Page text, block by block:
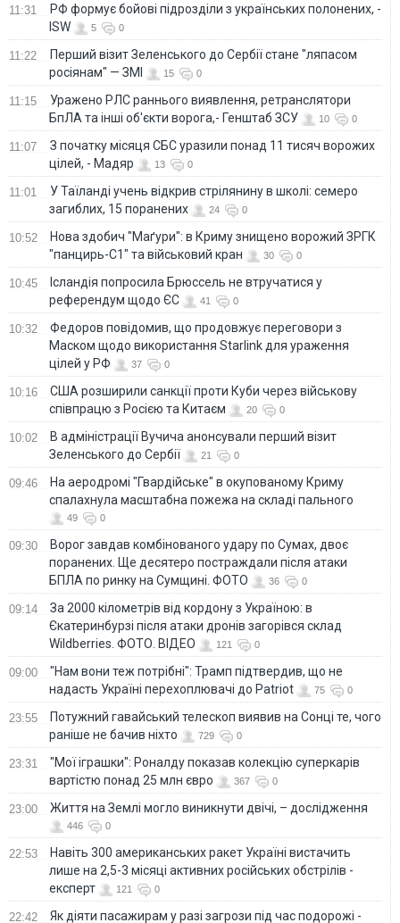
11:31
РФ формує бойові підрозділи з українських полонених, -
ISW
5 0
11:22
Перший візит Зеленського до Сербії стане "ляпасом
росіянам" — ЗМІ
15 0
11:15
Уражено РЛС раннього виявлення, ретранслятори
БпЛА та інші об'єкти ворога,- Генштаб ЗСУ
10 0
11:07
З початку місяця СБС уразили понад 11 тисяч ворожих
цілей, - Мадяр
13 0
11:01
У Таїланді учень відкрив стрілянину в школі: семеро
загиблих, 15 поранених
24 0
10:52
Нова здобич "Маґури": в Криму знищено ворожий ЗРГК
"панцирь-С1" та військовий кран
30 0
10:45
Ісландія попросила Брюссель не втручатися у
референдум щодо ЄС
41 0
10:32
Федоров повідомив, що продовжує переговори з
Маском щодо використання Starlink для ураження
цілей у РФ
37 0
10:16
США розширили санкції проти Куби через військову
співпрацю з Росією та Китаєм
20 0
10:02
В адміністрації Вучича анонсували перший візит
Зеленського до Сербії
21 0
09:46
На аеродромі "Гвардійське" в окупованому Криму
спалахнула масштабна пожежа на складі пального
49 0
09:30
Ворог завдав комбінованого удару по Сумах, двоє
поранених. Ще десятеро постраждали після атаки
БПЛА по ринку на Сумщині. ФОТО
36 0
09:14
За 2000 кілометрів від кордону з Україною: в
Єкатеринбурзі після атаки дронів загорівся склад
Wildberries. ФОТО. ВІДЕО
121 0
09:00
"Нам вони теж потрібні": Трамп підтвердив, що не
надасть Україні перехоплювачі до Patriot
75 0
23:55
Потужний гавайський телескоп виявив на Сонці те, чого
раніше не бачив ніхто
729 0
23:31
"Мої іграшки": Роналду показав колекцію суперкарів
вартістю понад 25 млн євро
367 0
23:00 Життя на Землі могло виникнути двічі, – дослідження
446 0
22:53
Навіть 300 американських ракет Україні вистачить
лише на 2,5-3 місяці активних російських обстрілів -
експерт
121 0
22:42 Як діяти пасажирам у разі загрози під час подорожі -